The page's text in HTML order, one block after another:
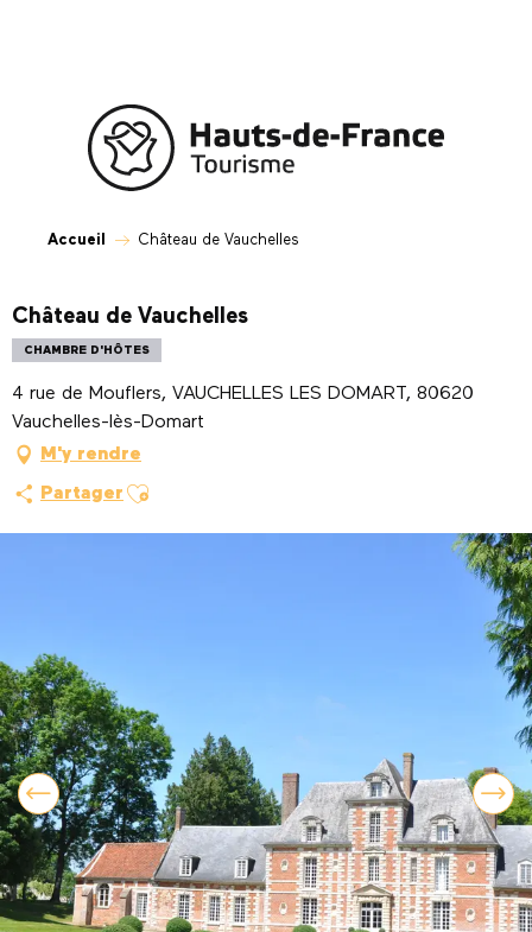
Accueil Château de Vauchelles
Château de Vauchelles
CHAMBRE D'HÔTES
4 rue de Mouflers, VAUCHELLES LES DOMART, 80620
Vauchelles-lès-Domart
M'y rendre
Partager Ajouter aux favoris